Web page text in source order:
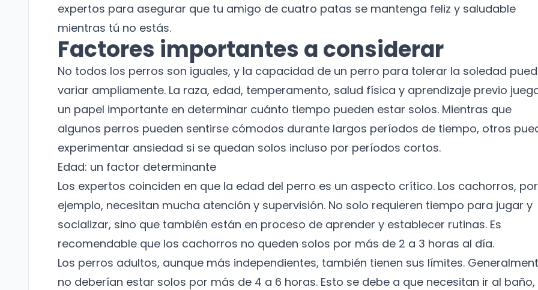
expertos para asegurar que tu amigo de cuatro patas se mantenga feliz y saludable
mientras tú no estás.
Factores importantes a considerar
No todos los perros son iguales, y la capacidad de un perro para tolerar la soledad
variar ampliamente. La raza, edad, temperamento, salud física y aprendizaje previo
un papel importante en determinar cuánto tiempo pueden estar solos. Mientras que
algunos perros pueden sentirse cómodos durante largos períodos de tiempo, otros
experimentar ansiedad si se quedan solos incluso por períodos cortos.
Edad: un factor determinante
Los expertos coinciden en que la edad del perro es un aspecto crítico. Los cachorros, por
ejemplo, necesitan mucha atención y supervisión. No solo requieren tiempo para jugar y
socializar, sino que también están en proceso de aprender y establecer rutinas. Es
recomendable que los cachorros no queden solos por más de 2 a 3 horas al día.
Los perros adultos, aunque más independientes, también tienen sus límites.
no deberían estar solos por más de 4 a 6 horas. Esto se debe a que necesitan ir al baño,